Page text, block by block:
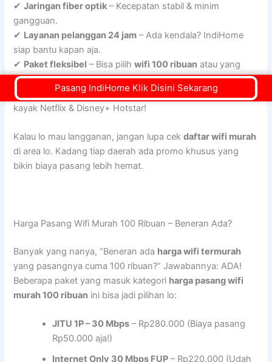
✔Jaringan fiber optik – Kecepatan stabil & minim
gangguan.
✔ Layanan pelanggan 24 jam – Ada kendala? IndiHome
siap bantu kapan aja.
✔ Paket fleksibel – Bisa pilihwifi 100 ribuan atau yang
lebih kencang.
✔
Promo & bonus langganan– Banyak benefit tambahan,
kayak Netflix & Disney+ Hotstar!
Kalau lo mau langganan, jangan lupa cekdaftar wifi murah
di area lo. Kadang tiap daerah ada promo khusus yang
bikin biaya pasang lebih hemat.
Harga Pasang Wifi Murah 100 Ribuan – Beneran Ada?
Banyak yang nanya, “Beneran ada harga wifi termurah
yang pasangnya cuma 100 ribuan?” Jawabannya: ADA!
Beberapa paket yang masuk kategori harga pasang wifi
murah 100 ribuan ini bisa jadi pilihan lo:
JITU 1P – 30 Mbps – Rp280.000 (Biaya pasang
Rp50.000 aja!)
Internet Only 30 Mbps FUP – Rp220.000 (Udah
Pasang IndiHome Klik Disini Sekarang